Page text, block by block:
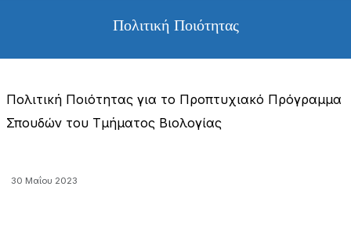
Πολιτική Ποιότητας
Πολιτική Ποιότητας για το Προπτυχιακό Πρόγραμμα
Σπουδών του Τμήματος Βιολογίας
30 Μαΐου 2023